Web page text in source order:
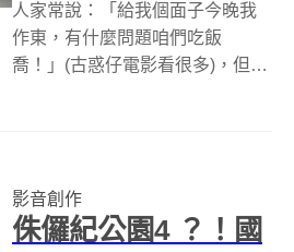
人家常說：「給我個面子今晚我
作東，有什麼問題咱們吃飯
喬！」(古惑仔電影看很多)，但是
對方的臉，放心的享受餐點的餐
桌。不過若是談判...
影音創作
侏儸紀公園4 ？！國